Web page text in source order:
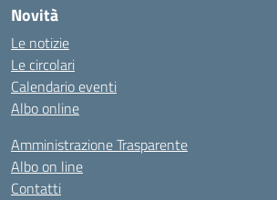
Novità
Le notizie
Le circolari
Calendario eventi
Albo online
Amministrazione Trasparente
Albo on line
Contatti